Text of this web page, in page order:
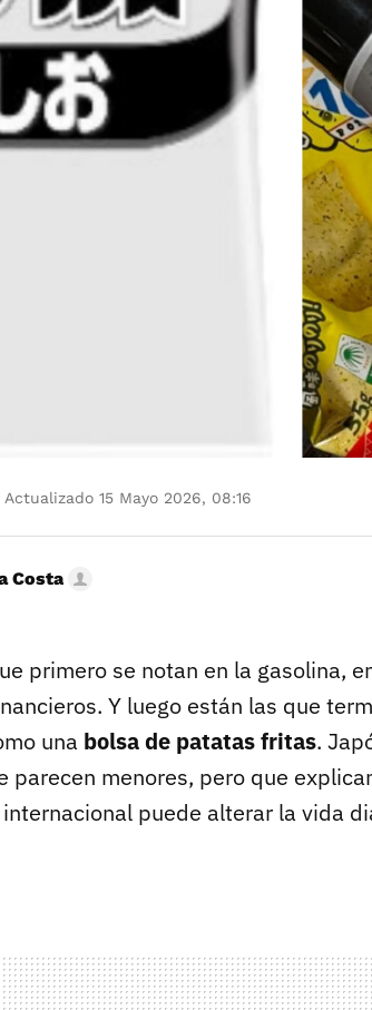
Actualizado 15 Mayo 2026, 08:16
Costa
primero se notan en la gasolina,
Y luego están las que
una bolsa de patatas fritas.
parecen menores, pero que
puede alterar la vida